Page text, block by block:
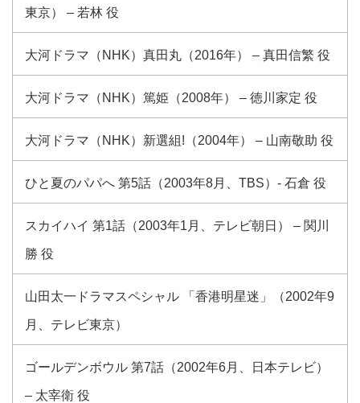
東京） – 若林 役
大河ドラマ（NHK）真田丸（2016年） – 真田信繁 役
大河ドラマ（NHK）篤姫（2008年） – 徳川家定 役
大河ドラマ（NHK）新選組!（2004年） – 山南敬助 役
ひと夏のパパへ 第5話（2003年8月、TBS）- 石倉 役
スカイハイ 第1話（2003年1月、テレビ朝日） – 関川
勝 役
山田太一ドラマスペシャル 「香港明星迷」（2002年9
月、テレビ東京）
ゴールデンボウル 第7話（2002年6月、日本テレビ）
– 太宰衛 役